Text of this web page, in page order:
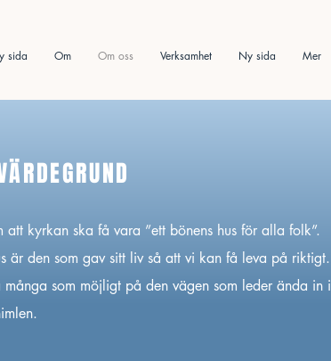
sida Om Om oss Verksamhet Ny sida Mer
kyrkan ska få vara ”ett bönens hus för alla folk”.
är den som gav sitt liv så att vi kan få leva på riktigt.
som möjligt på den vägen som leder ända in i